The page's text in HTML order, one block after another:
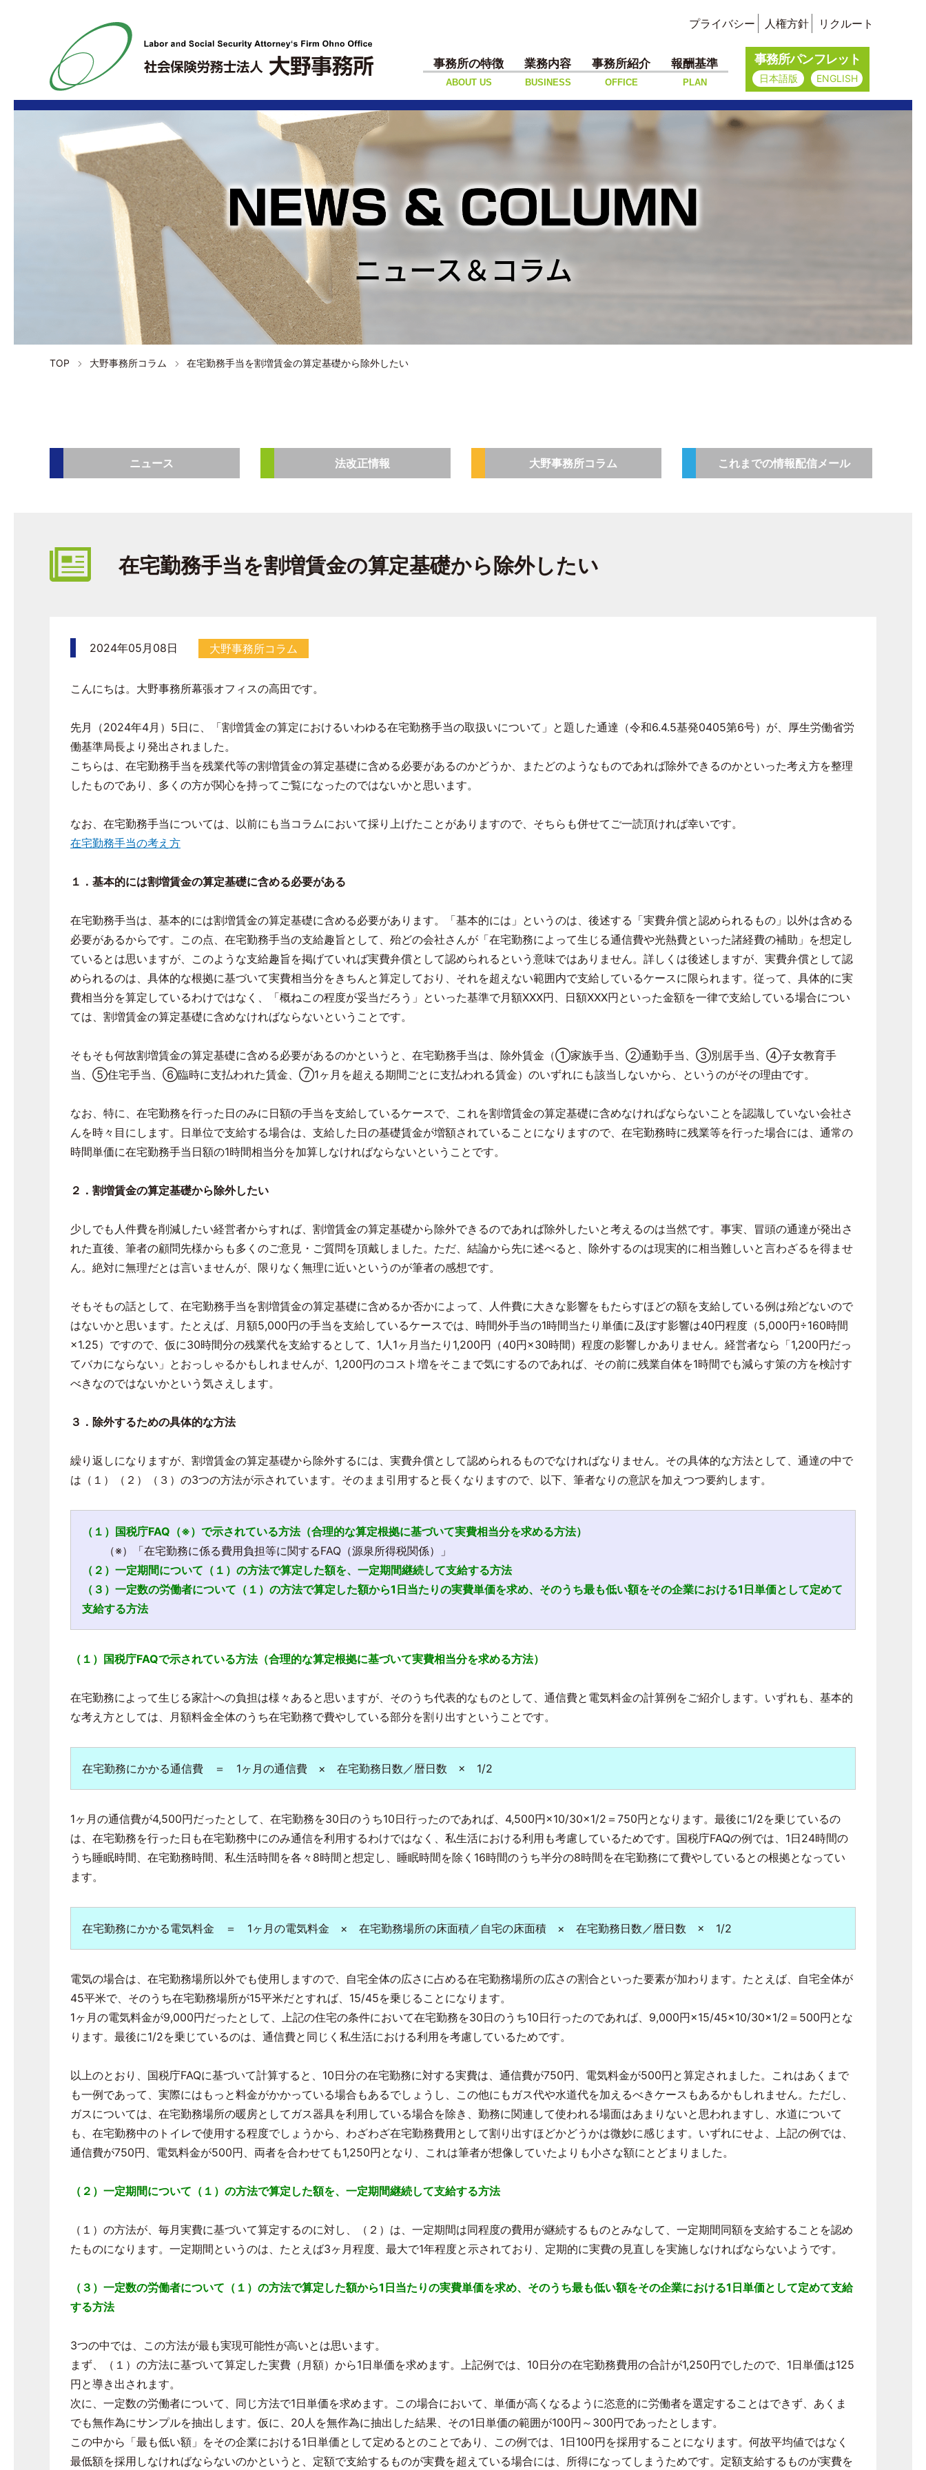
プライバシー 人権方針 リクルート
事務所の特徴
ABOUT US
業務内容
BUSINESS
事務所紹介
OFFICE
報酬基準
PLAN
事務所パンフレット
日本語版 ENGLISH
ニュース＆コラム
TOP 大野事務所コラム 在宅勤務手当を割増賃金の算定基礎から除外したい
ニュース 法改正情報 大野事務所コラム これまでの情報配信メール
在宅勤務手当を割増賃金の算定基礎から除外したい
2024年05月08日 大野事務所コラム
こんにちは。大野事務所幕張オフィスの高田です。
先月（2024年4月）5日に、「割増賃金の算定におけるいわゆる在宅勤務手当の取扱いについて」と題した通達（令和6.4.5基発0405第6号）が、厚生労働省労
働基準局長より発出されました。
こちらは、在宅勤務手当を残業代等の割増賃金の算定基礎に含める必要があるのかどうか、またどのようなものであれば除外できるのかといった考え方を整理
したものであり、多くの方が関心を持ってご覧になったのではないかと思います。
なお、在宅勤務手当については、以前にも当コラムにおいて採り上げたことがありますので、そちらも併せてご一読頂ければ幸いです。
在宅勤務手当の考え方
１．基本的には割増賃金の算定基礎に含める必要がある
在宅勤務手当は、基本的には割増賃金の算定基礎に含める必要があります。「基本的には」というのは、後述する「実費弁償と認められるもの」以外は含める
必要があるからです。この点、在宅勤務手当の支給趣旨として、殆どの会社さんが「在宅勤務によって生じる通信費や光熱費といった諸経費の補助」を想定し
ているとは思いますが、このような支給趣旨を掲げていれば実費弁償として認められるという意味ではありません。詳しくは後述しますが、実費弁償として認
められるのは、具体的な根拠に基づいて実費相当分をきちんと算定しており、それを超えない範囲内で支給しているケースに限られます。従って、具体的に実
費相当分を算定しているわけではなく、「概ねこの程度が妥当だろう」といった基準で月額XXX円、日額XXX円といった金額を一律で支給している場合につい
ては、割増賃金の算定基礎に含めなければならないということです。
そもそも何故割増賃金の算定基礎に含める必要があるのかというと、在宅勤務手当は、除外賃金（①家族手当、②通勤手当、③別居手当、④子女教育手
当、⑤住宅手当、⑥臨時に支払われた賃金、⑦1ヶ月を超える期間ごとに支払われる賃金）のいずれにも該当しないから、というのがその理由です。
なお、特に、在宅勤務を行った日のみに日額の手当を支給しているケースで、これを割増賃金の算定基礎に含めなければならないことを認識していない会社さ
んを時々目にします。日単位で支給する場合は、支給した日の基礎賃金が増額されていることになりますので、在宅勤務時に残業等を行った場合には、通常の
時間単価に在宅勤務手当日額の1時間相当分を加算しなければならないということです。
２．割増賃金の算定基礎から除外したい
少しでも人件費を削減したい経営者からすれば、割増賃金の算定基礎から除外できるのであれば除外したいと考えるのは当然です。事実、冒頭の通達が発出さ
れた直後、筆者の顧問先様からも多くのご意見・ご質問を頂戴しました。ただ、結論から先に述べると、除外するのは現実的に相当難しいと言わざるを得ませ
ん。絶対に無理だとは言いませんが、限りなく無理に近いというのが筆者の感想です。
そもそもの話として、在宅勤務手当を割増賃金の算定基礎に含めるか否かによって、人件費に大きな影響をもたらすほどの額を支給している例は殆どないので
はないかと思います。たとえば、月額5,000円の手当を支給しているケースでは、時間外手当の1時間当たり単価に及ぼす影響は40円程度（5,000円÷160時間
×1.25）ですので、仮に30時間分の残業代を支給するとして、1人1ヶ月当たり1,200円（40円×30時間）程度の影響しかありません。経営者なら「1,200円だっ
てバカにならない」とおっしゃるかもしれませんが、1,200円のコスト増をそこまで気にするのであれば、その前に残業自体を1時間でも減らす策の方を検討す
べきなのではないかという気さえします。
３．除外するための具体的な方法
繰り返しになりますが、割増賃金の算定基礎から除外するには、実費弁償として認められるものでなければなりません。その具体的な方法として、通達の中で
は（１）（２）（３）の3つの方法が示されています。そのまま引用すると長くなりますので、以下、筆者なりの意訳を加えつつ要約します。
（１）国税庁FAQ（※）で示されている方法（合理的な算定根拠に基づいて実費相当分を求める方法）
（※）「在宅勤務に係る費用負担等に関するFAQ（源泉所得税関係）」
（２）一定期間について（１）の方法で算定した額を、一定期間継続して支給する方法
（３）一定数の労働者について（１）の方法で算定した額から1日当たりの実費単価を求め、そのうち最も低い額をその企業における1日単価として定めて
支給する方法
（１）国税庁FAQで示されている方法（合理的な算定根拠に基づいて実費相当分を求める方法）
在宅勤務によって生じる家計への負担は様々あると思いますが、そのうち代表的なものとして、通信費と電気料金の計算例をご紹介します。いずれも、基本的
な考え方としては、月額料金全体のうち在宅勤務で費やしている部分を割り出すということです。
在宅勤務にかかる通信費 ＝ 1ヶ月の通信費 × 在宅勤務日数／暦日数 × 1/2
1ヶ月の通信費が4,500円だったとして、在宅勤務を30日のうち10日行ったのであれば、4,500円×10/30×1/2＝750円となります。最後に1/2を乗じているの
は、在宅勤務を行った日も在宅勤務中にのみ通信を利用するわけではなく、私生活における利用も考慮しているためです。国税庁FAQの例では、1日24時間の
うち睡眠時間、在宅勤務時間、私生活時間を各々8時間と想定し、睡眠時間を除く16時間のうち半分の8時間を在宅勤務にて費やしているとの根拠となってい
ます。
在宅勤務にかかる電気料金 ＝ 1ヶ月の電気料金 × 在宅勤務場所の床面積／自宅の床面積 × 在宅勤務日数／暦日数 × 1/2
電気の場合は、在宅勤務場所以外でも使用しますので、自宅全体の広さに占める在宅勤務場所の広さの割合といった要素が加わります。たとえば、自宅全体が
45平米で、そのうち在宅勤務場所が15平米だとすれば、15/45を乗じることになります。
1ヶ月の電気料金が9,000円だったとして、上記の住宅の条件において在宅勤務を30日のうち10日行ったのであれば、9,000円×15/45×10/30×1/2＝500円とな
ります。最後に1/2を乗じているのは、通信費と同じく私生活における利用を考慮しているためです。
以上のとおり、国税庁FAQに基づいて計算すると、10日分の在宅勤務に対する実費は、通信費が750円、電気料金が500円と算定されました。これはあくまで
も一例であって、実際にはもっと料金がかかっている場合もあるでしょうし、この他にもガス代や水道代を加えるべきケースもあるかもしれません。ただし、
ガスについては、在宅勤務場所の暖房としてガス器具を利用している場合を除き、勤務に関連して使われる場面はあまりないと思われますし、水道について
も、在宅勤務中のトイレで使用する程度でしょうから、わざわざ在宅勤務費用として割り出すほどかどうかは微妙に感じます。いずれにせよ、上記の例では、
通信費が750円、電気料金が500円、両者を合わせても1,250円となり、これは筆者が想像していたよりも小さな額にとどまりました。
（２）一定期間について（１）の方法で算定した額を、一定期間継続して支給する方法
（１）の方法が、毎月実費に基づいて算定するのに対し、（２）は、一定期間は同程度の費用が継続するものとみなして、一定期間同額を支給することを認め
たものになります。一定期間というのは、たとえば3ヶ月程度、最大で1年程度と示されており、定期的に実費の見直しを実施しなければならないようです。
（３）一定数の労働者について（１）の方法で算定した額から1日当たりの実費単価を求め、そのうち最も低い額をその企業における1日単価として定めて支給
する方法
3つの中では、この方法が最も実現可能性が高いとは思います。
まず、（１）の方法に基づいて算定した実費（月額）から1日単価を求めます。上記例では、10日分の在宅勤務費用の合計が1,250円でしたので、1日単価は125
円と導き出されます。
次に、一定数の労働者について、同じ方法で1日単価を求めます。この場合において、単価が高くなるように恣意的に労働者を選定することはできず、あくま
でも無作為にサンプルを抽出します。仮に、20人を無作為に抽出した結果、その1日単価の範囲が100円～300円であったとします。
この中から「最も低い額」をその企業における1日単価として定めるとのことであり、この例では、1日100円を採用することになります。何故平均値ではなく
最低額を採用しなければならないのかというと、定額で支給するものが実費を超えている場合には、所得になってしまうためです。定額支給するものが実費を